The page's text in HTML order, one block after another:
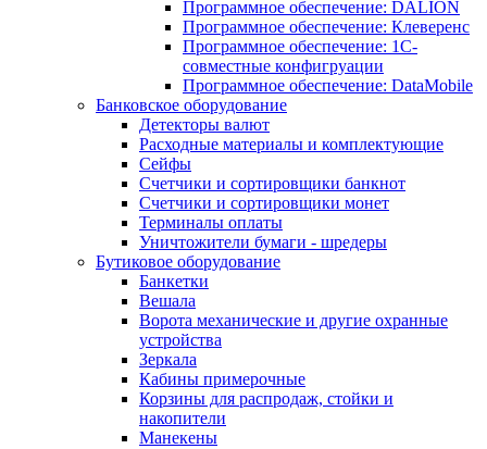
Программное обеспечение: DALION
Программное обеспечение: Клеверенс
Программное обеспечение: 1С-
совместные конфигруации
Программное обеспечение: DataMobile
Банковское оборудование
Детекторы валют
Расходные материалы и комплектующие
Сейфы
Счетчики и сортировщики банкнот
Счетчики и сортировщики монет
Терминалы оплаты
Уничтожители бумаги - шредеры
Бутиковое оборудование
Банкетки
Вешала
Ворота механические и другие охранные
устройства
Зеркала
Кабины примерочные
Корзины для распродаж, стойки и
накопители
Манекены